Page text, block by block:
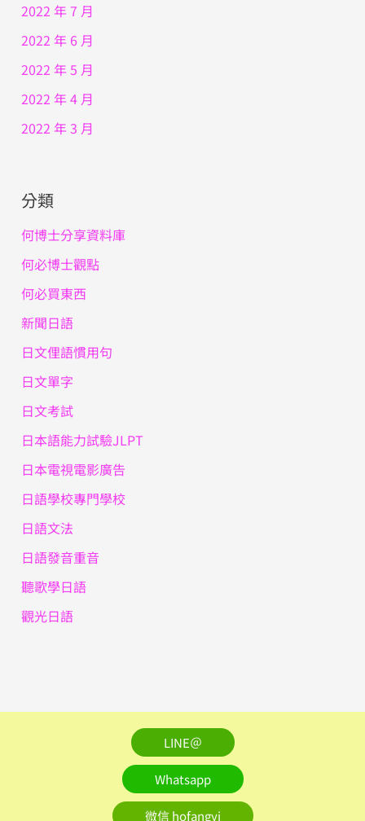
2022 年 7 月
2022 年 6 月
2022 年 5 月
2022 年 4 月
2022 年 3 月
分類
何博士分享資料庫
何必博士觀點
何必買東西
新聞日語
日文俚語慣用句
日文單字
日文考試
日本語能力試驗JLPT
日本電視電影廣告
日語學校專門學校
日語文法
日語發音重音
聽歌學日語
觀光日語
LINE＠
Whatsapp
微信 hofangyi